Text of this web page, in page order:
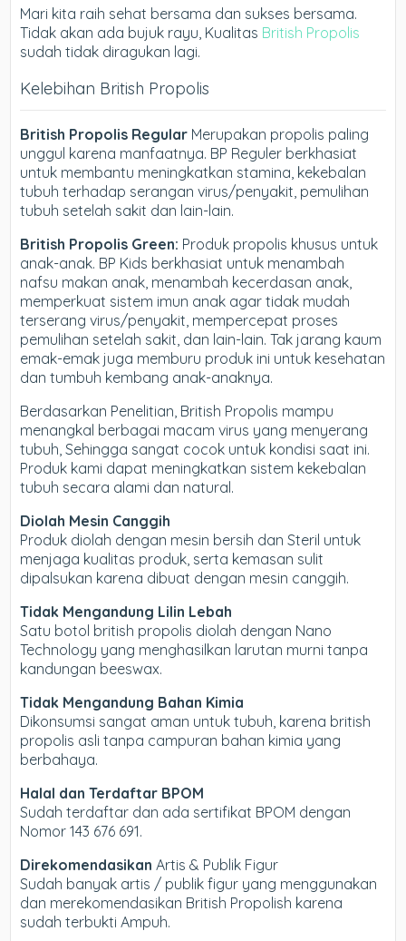
Mari kita raih sehat bersama dan sukses bersama.
Tidak akan ada bujuk rayu, Kualitas British Propolis
sudah tidak diragukan lagi.
Kelebihan British Propolis
British Propolis Regular Merupakan propolis paling
unggul karena manfaatnya. BP Reguler berkhasiat
untuk membantu meningkatkan stamina, kekebalan
tubuh terhadap serangan virus/penyakit, pemulihan
tubuh setelah sakit dan lain-lain.
British Propolis Green: Produk propolis khusus untuk
anak-anak. BP Kids berkhasiat untuk menambah
nafsu makan anak, menambah kecerdasan anak,
memperkuat sistem imun anak agar tidak mudah
terserang virus/penyakit, mempercepat proses
pemulihan setelah sakit, dan lain-lain. Tak jarang kaum
emak-emak juga memburu produk ini untuk kesehatan
dan tumbuh kembang anak-anaknya.
Berdasarkan Penelitian, British Propolis mampu
menangkal berbagai macam virus yang menyerang
tubuh, Sehingga sangat cocok untuk kondisi saat ini.
Produk kami dapat meningkatkan sistem kekebalan
tubuh secara alami dan natural.
Diolah Mesin Canggih
Produk diolah dengan mesin bersih dan Steril untuk
menjaga kualitas produk, serta kemasan sulit
dipalsukan karena dibuat dengan mesin canggih.
Tidak Mengandung Lilin Lebah
Satu botol british propolis diolah dengan Nano
Technology yang menghasilkan larutan murni tanpa
kandungan beeswax.
Tidak Mengandung Bahan Kimia
Dikonsumsi sangat aman untuk tubuh, karena british
propolis asli tanpa campuran bahan kimia yang
berbahaya.
Halal dan Terdaftar BPOM
Sudah terdaftar dan ada sertifikat BPOM dengan
Nomor 143 676 691.
Direkomendasikan Artis & Publik Figur
Sudah banyak artis / publik figur yang menggunakan
dan merekomendasikan British Propolish karena
sudah terbukti Ampuh.